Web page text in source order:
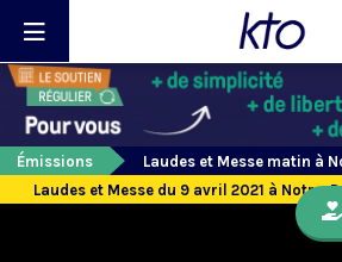
Émissions
Laudes et Messe matin à
Laudes et Messe du 9 avril 2021 à Notre-